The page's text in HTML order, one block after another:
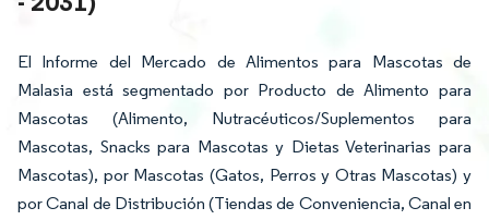
El Informe del Mercado de Alimentos para Mascotas de
Malasia está segmentado por Producto de Alimento para
Mascotas (Alimento, Nutracéuticos/Suplementos para
Mascotas, Snacks para Mascotas y Dietas Veterinarias para
Mascotas), por Mascotas (Gatos, Perros y Otras Mascotas) y
por Canal de Distribución (Tiendas de Conveniencia, Canal en